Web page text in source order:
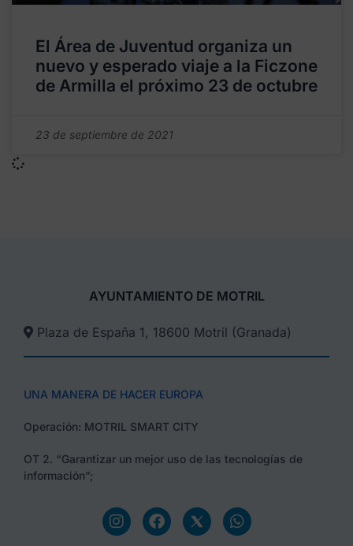
El Área de Juventud organiza un
nuevo y esperado viaje a la Ficzone
de Armilla el próximo 23 de octubre
23 de septiembre de 2021
AYUNTAMIENTO DE MOTRIL
Plaza de España 1, 18600 Motril (Granada)​
UNA MANERA DE HACER EUROPA
Operación: MOTRIL SMART CITY
OT 2. “Garantizar un mejor uso de las tecnologías de
información”;